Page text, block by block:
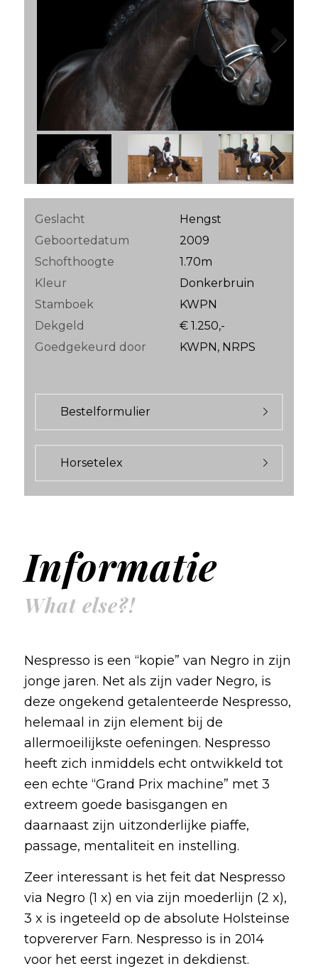
Next
Geslacht
Hengst
Geboortedatum
2009
Schofthoogte
1.70m
Kleur
Donkerbruin
Stamboek
KWPN
Dekgeld
€ 1.250,-
Goedgekeurd door
KWPN, NRPS
Bestelformulier
Horsetelex
Informatie
What else?!
Nespresso is een “kopie” van Negro in zijn
jonge jaren. Net als zijn vader Negro, is
deze ongekend getalenteerde Nespresso,
helemaal in zijn element bij de
allermoeilijkste oefeningen. Nespresso
heeft zich inmiddels echt ontwikkeld tot
een echte “Grand Prix machine” met 3
extreem goede basisgangen en
daarnaast zijn uitzonderlijke piaffe,
passage, mentaliteit en instelling.
Zeer interessant is het feit dat Nespresso
via Negro (1 x) en via zijn moederlijn (2 x),
3 x is ingeteeld op de absolute Holsteinse
topvererver Farn. Nespresso is in 2014
voor het eerst ingezet in dekdienst.